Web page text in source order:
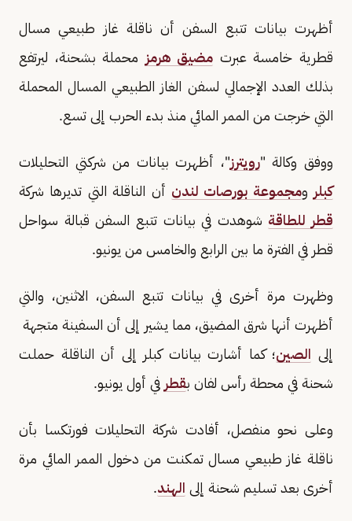
أظهرت بيانات تتبع السفن أن ناقلة غاز طبيعي مسال
قطرية خامسة عبرت مضيق هرمز محملة بشحنة، ليرتفع
بذلك ​العدد الإجمالي لسفن الغاز الطبيعي المسال المحملة
التي خرجت من ‌الممر المائي منذ بدء الحرب إلى تسع.
ووفق وكالة "رويترز"، أظهرت بيانات من شركتي التحليلات
كبلر ومجموعة بورصات لندن أن الناقلة التي تديرها شركة
قطر للطاقة شوهدت في بيانات تتبع السفن ​قبالة سواحل
قطر في الفترة ما بين الرابع والخامس من يونيو.
وظهرت مرة أخرى في بيانات تتبع السفن، الاثنين، ⁠والتي
أظهرت أنها شرق المضيق، مما يشير إلى أن السفينة متجهة ​
إلى الصين؛ كما أشارت بيانات كبلر إلى أن الناقلة حملت
شحنة في محطة رأس ​لفان بقطر في أول يونيو.
وعلى نحو منفصل، أفادت شركة التحليلات فورتكسا بأن
ناقلة غاز طبيعي مسال تمكنت من دخول الممر المائي مرة
أخرى بعد تسليم شحنة إلى الهند.